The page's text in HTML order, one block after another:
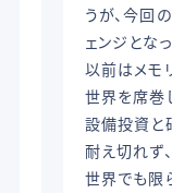
うが、今回
ェンジとな
以前はメモ
世界を席巻
設備投資と
耐え切れず
世界でも限